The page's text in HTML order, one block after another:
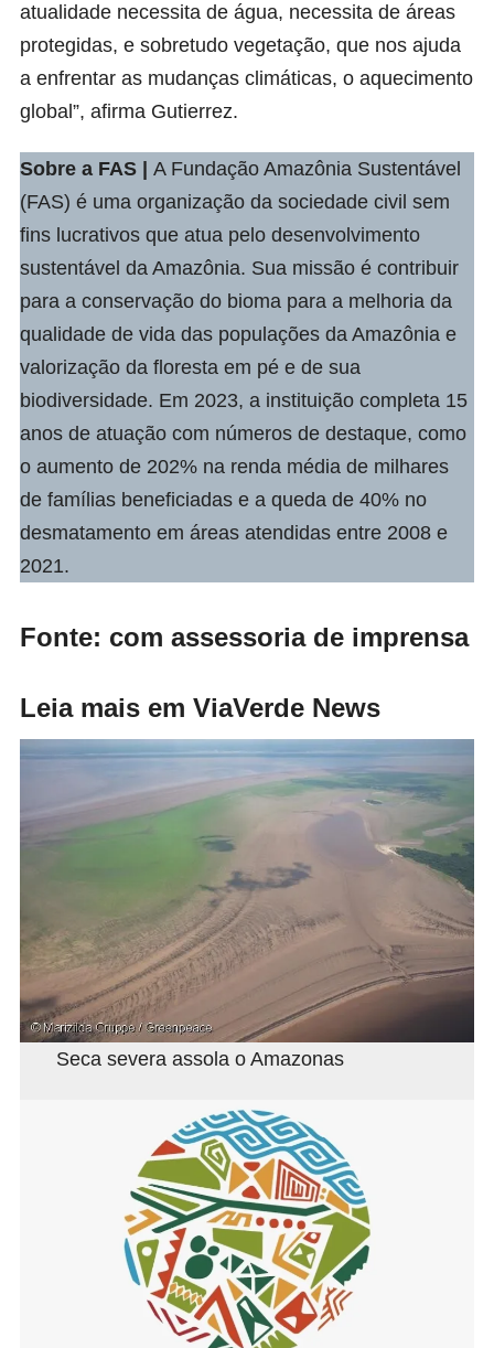
atualidade necessita de água, necessita de áreas
protegidas, e sobretudo vegetação, que nos ajuda
a enfrentar as mudanças climáticas, o aquecimento
global”, afirma Gutierrez.
Sobre a FAS | A Fundação Amazônia Sustentável
(FAS) é uma organização da sociedade civil sem
fins lucrativos que atua pelo desenvolvimento
sustentável da Amazônia. Sua missão é contribuir
para a conservação do bioma para a melhoria da
qualidade de vida das populações da Amazônia e
valorização da floresta em pé e de sua
biodiversidade. Em 2023, a instituição completa 15
anos de atuação com números de destaque, como
o aumento de 202% na renda média de milhares
de famílias beneficiadas e a queda de 40% no
desmatamento em áreas atendidas entre 2008 e
2021.
Fonte: com assessoria de imprensa
Leia mais em ViaVerde News
Seca severa assola o Amazonas